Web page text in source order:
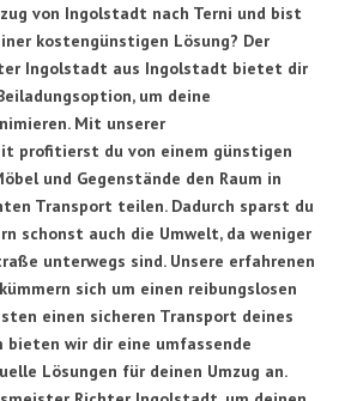
von Ingolstadt nach Terni und bist
kostengünstigen Lösung? Der
Ingolstadt aus Ingolstadt bietet dir
um deine
Mit unserer
profitierst du von einem günstigen
und Gegenstände den Raum in
Transport teilen. Dadurch sparst du
schonst auch die Umwelt, da weniger
unterwegs sind. Unsere erfahrenen
sich um einen reibungslosen
einen sicheren Transport deines
bieten wir dir eine umfassende
Lösungen für deinen Umzug an.